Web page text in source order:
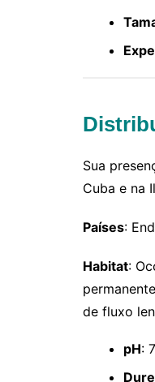
Sua
Cuba e na
Países:
Habitat:
de fluxo
pH: